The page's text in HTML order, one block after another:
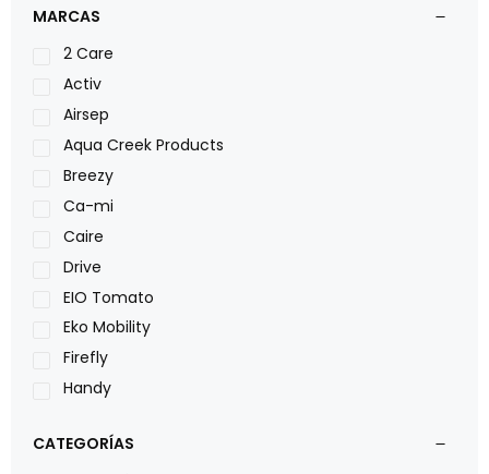
MARCAS
2 Care
Activ
Airsep
Aqua Creek Products
Breezy
Ca-mi
Caire
Drive
EIO Tomato
Eko Mobility
Firefly
Handy
Leggero
CATEGORÍAS